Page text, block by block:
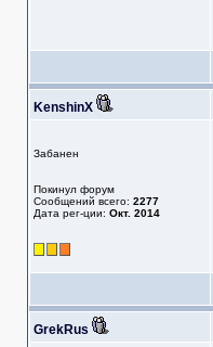
KenshinX
Забанен
Покинул форум
Сообщений всего: 2277
Дата рег-ции: Окт. 2014
GrekRus